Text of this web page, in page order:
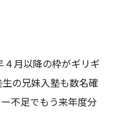
月以降の枠がギリギ
の兄妹入塾も数名確
不足でもう来年度分